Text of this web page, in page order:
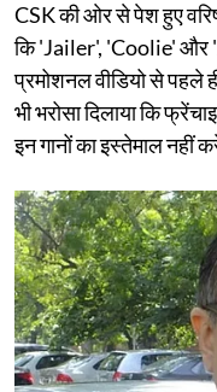
CSK की ओर से पेश हुए
कि 'Jailer', 'Coolie' और
प्रमोशनल वीडियो से पहले
भी भरोसा दिलाया कि
इन गानों का इस्तेमाल नहीं